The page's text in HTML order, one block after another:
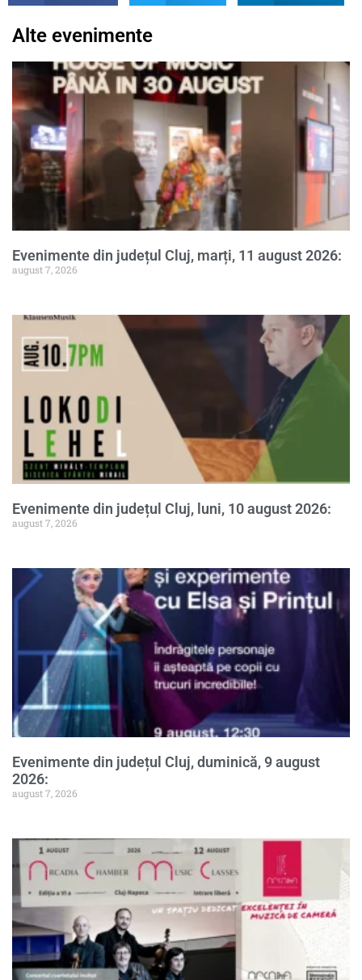
Alte evenimente
Evenimente din județul Cluj, marți, 11 august 2026:
august 7, 2026
Evenimente din județul Cluj, luni, 10 august 2026:
august 7, 2026
Evenimente din județul Cluj, duminică, 9 august
2026:
august 7, 2026